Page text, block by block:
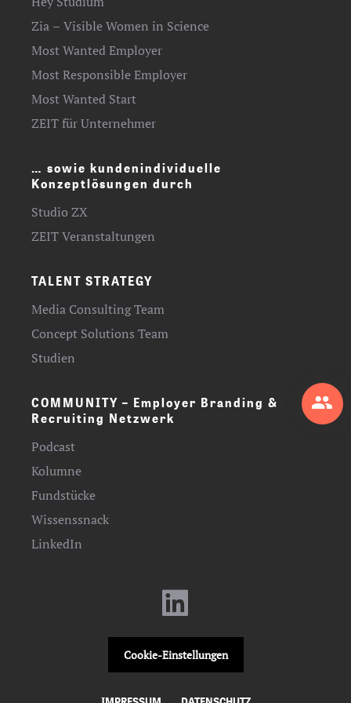
Zia – Visible Women in Science
Most Wanted Employer
Most Responsible Employer
Most Wanted Start
ZEIT für Unternehmer
… sowie kundenindividuelle
Konzeptlösungen durch
Studio ZX
ZEIT Veranstaltungen
TALENT STRATEGY
Media Consulting Team
Concept Solutions Team
Studien
COMMUNITY – Employer Branding &
Recruiting Netzwerk
Podcast
Kolumne
Fundstücke
Wissenssnack
LinkedIn
Cookie-Einstellungen